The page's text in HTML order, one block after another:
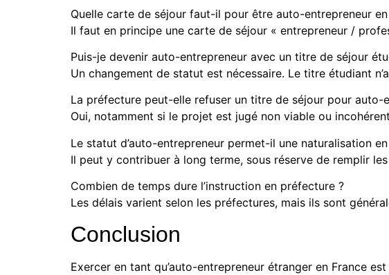
Quelle carte de séjour faut-il pour être auto-entrepreneur en
Il faut en principe une carte de séjour « entrepreneur /
Puis-je devenir auto-entrepreneur avec un titre de séjour
Un changement de statut est nécessaire. Le titre étudiant
La préfecture peut-elle refuser un titre de séjour pour auto-
Oui, notamment si le projet est jugé non viable ou
Le statut d’auto-entrepreneur permet-il une naturalisation
Il peut y contribuer à long terme, sous réserve de remplir
Combien de temps dure l’instruction en préfecture ?
Les délais varient selon les préfectures, mais ils sont
Conclusion
Exercer en tant qu’auto-entrepreneur étranger en France